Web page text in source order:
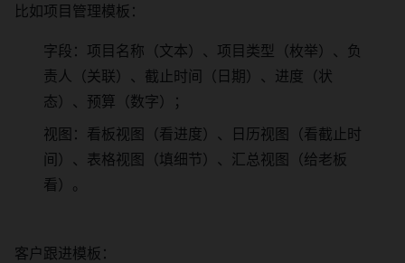
比如项目管理模板：
字段：项目名称（文本）、项目类型（枚举）、负
责人（关联）、截止时间（日期）、进度（状
态）、预算（数字）；
视图：看板视图（看进度）、日历视图（看截止时
间）、表格视图（填细节）、汇总视图（给老板
看）。
客户跟进模板：